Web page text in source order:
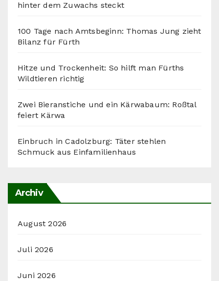
hinter dem Zuwachs steckt
100 Tage nach Amtsbeginn: Thomas Jung zieht
Bilanz für Fürth
Hitze und Trockenheit: So hilft man Fürths
Wildtieren richtig
Zwei Bieranstiche und ein Kärwabaum: Roßtal
feiert Kärwa
Einbruch in Cadolzburg: Täter stehlen
Schmuck aus Einfamilienhaus
Archiv
August 2026
Juli 2026
Juni 2026